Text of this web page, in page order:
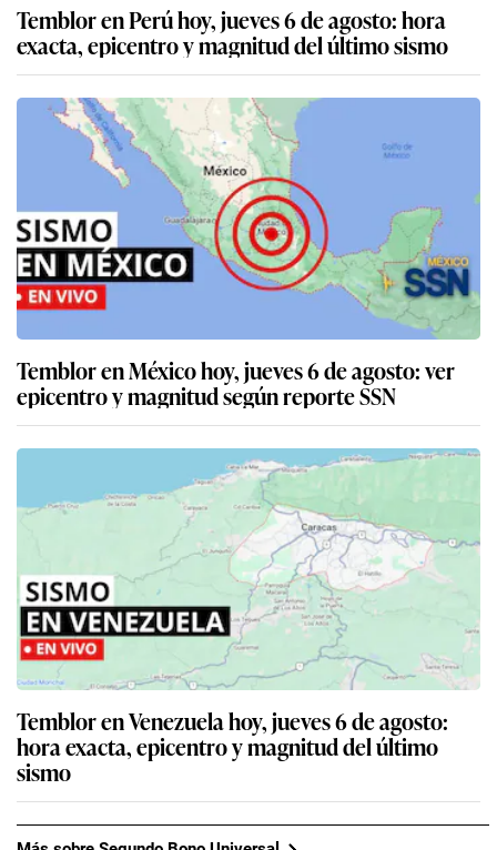
Temblor en Perú hoy, jueves 6 de agosto: hora
exacta, epicentro y magnitud del último sismo
Temblor en México hoy, jueves 6 de agosto: ver
epicentro y magnitud según reporte SSN
Temblor en Venezuela hoy, jueves 6 de agosto:
hora exacta, epicentro y magnitud del último
sismo